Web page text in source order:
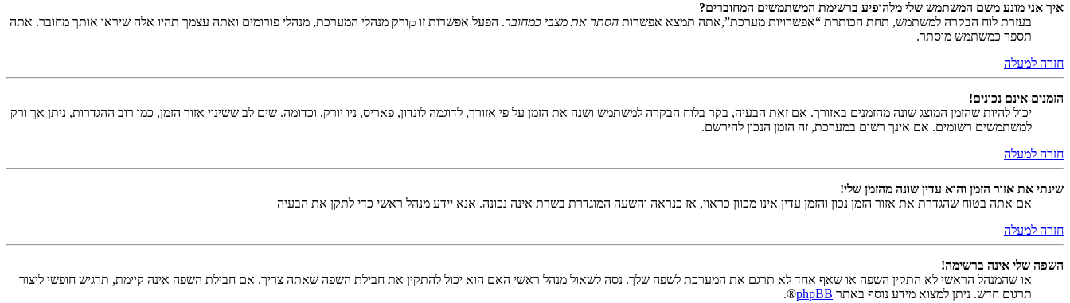
איך אני מונע משם המשתמש שלי מלהופיע ברשימת המשתמשים המחוברים?
בעזרת לוח הבקרה למשתמש, תחת הכותרת “אפשרויות מערכת”,אתה תמצא אפשרות הסתר את מצבי כמחובר. הפעל אפשרות זו כןורק מנהלי המערכת, מנהלי פורומים ואתה עצמך תהיו אלה שיראו אותך מחובר. אתה
תספר כמשתמש מוסתר.
חזרה למעלה
הזמנים אינם נכונים!
יכול להיות שהזמן המוצג שונה מהזמנים באזורך. אם זאת הבעיה, בקר בלוח הבקרה למשתמש ושנה את הזמן על פי אזורך, לדוגמה לונדון, פאריס, ניו יורק, וכדומה. שים לב ששינוי אזור הזמן, כמו רוב ההגדרות, ניתן אך ורק
למשתמשים רשומים. אם אינך רשום במערכת, זה הזמן הנכון להירשם.
חזרה למעלה
שינתי את אזור הזמן והוא עדין שונה מהזמן שלי!
אם אתה בטוח שהגדרת את אזור הזמן נכון והזמן עדין אינו מכוון כראוי, אז כנראה והשעה המוגדרת בשרת אינה נכונה. אנא יידע מנהל ראשי כדי לתקן את הבעיה
חזרה למעלה
השפה שלי אינה ברשימה!
או שהמנהל הראשי לא התקין השפה או שאף אחד לא תרגם את המערכת לשפה שלך. נסה לשאול מנהל ראשי האם הוא יכול להתקין את חבילת השפה שאתה צריך. אם חבילת השפה אינה קיימת, תרגיש חופשי ליצור
תרגום חדש. ניתן למצוא מידע נוסף באתר phpBB
®.